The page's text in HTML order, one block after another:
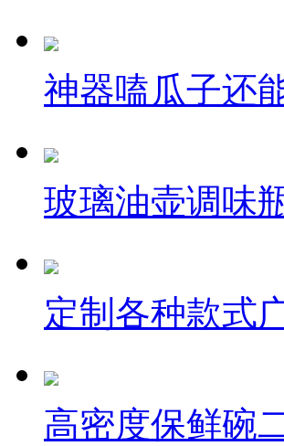
神器嗑瓜子还
玻璃油壶调味
定制各种款式
高密度保鲜碗